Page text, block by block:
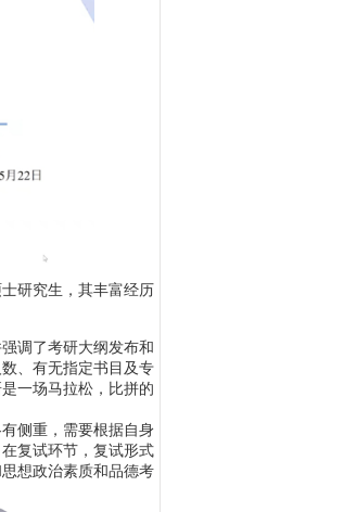
研究生，其丰富经历
调了考研大纲发布和
、有无指定书目及专
一场马拉松，比拼的
侧重，需要根据自身
复试环节，复试形式
想政治素质和品德考